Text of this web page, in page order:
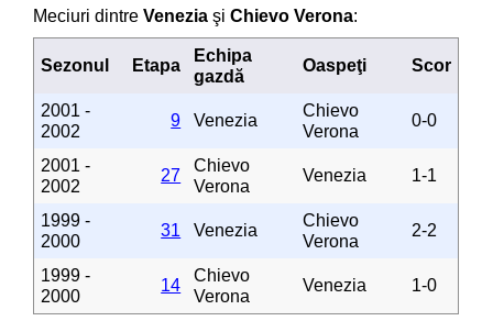
Meciuri dintreVenezia şiChievo Verona:
Sezonul Etapa
Echipa
gazdă
Oaspeţi Scor
2001 -
2002
9 Venezia
Chievo
Verona
0-0
2001 -
2002
27
Chievo
Verona
Venezia 1-1
1999 -
2000
31 Venezia
Chievo
Verona
2-2
1999 -
2000
14
Chievo
Verona
Venezia 1-0